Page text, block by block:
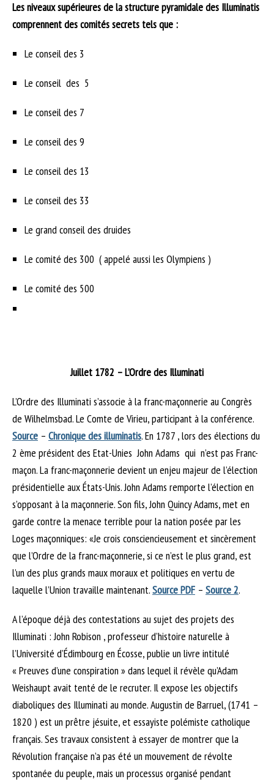
Les niveaux supérieures de la structure pyramidale des Illuminatis
comprennent des comités secrets tels que :
Le conseil des 3
Le conseil des 5
Le conseil des 7
Le conseil des 9
Le conseil des 13
Le conseil des 33
Le grand conseil des druides
Le comité des 300 ( appelé aussi les Olympiens )
Le comité des 500
Juillet 1782 – L’Ordre des Illuminati
L’Ordre des Illuminati s’associe à la franc-maçonnerie au Congrès
de Wilhelmsbad. Le Comte de Virieu, participant à la conférence.
Source – Chronique des illuminatis. En 1787 , lors des élections du
2 ème président des Etat-Unies John Adams qui n’est pas Franc-
maçon. La franc-maçonnerie devient un enjeu majeur de l’élection
présidentielle aux États-Unis. John Adams remporte l’élection en
s’opposant à la maçonnerie. Son fils, John Quincy Adams, met en
garde contre la menace terrible pour la nation posée par les
Loges maçonniques: «Je crois consciencieusement et sincèrement
que l’Ordre de la franc-maçonnerie, si ce n’est le plus grand, est
l’un des plus grands maux moraux et politiques en vertu de
laquelle l’Union travaille maintenant.Source PDF – Source 2.
A l’époque déjà des contestations au sujet des projets des
Illuminati : John Robison , professeur d’histoire naturelle à
l’Université d’Édimbourg en Écosse, publie un livre intitulé
« Preuves d’une conspiration » dans lequel il révèle qu’Adam
Weishaupt avait tenté de le recruter. Il expose les objectifs
diaboliques des Illuminati au monde. Augustin de Barruel, (1741 –
1820 ) est un prêtre jésuite, et essayiste polémiste catholique
français. Ses travaux consistent à essayer de montrer que la
Révolution française n’a pas été un mouvement de révolte
spontanée du peuple, mais un processus organisé pendant